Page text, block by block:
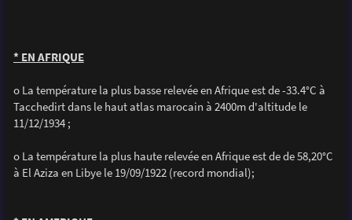
* EN AFRIQUE
o La température la plus basse relevée en Afrique est de -33.4°C à
Tacchedirt dans le haut atlas marocain à 2400m d'altitude le
11/12/1934 ;
o La température la plus haute relevée en Afrique est de de 58,20°C
à El Aziza en Libye le 19/09/1922 (record mondial);